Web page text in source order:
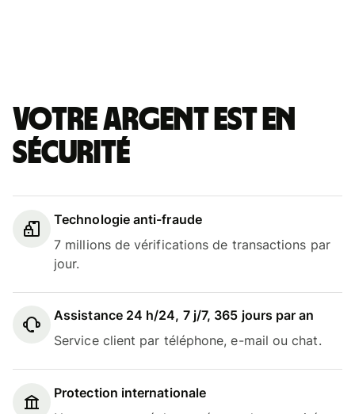
Votre argent est en
sécurité
Technologie anti-fraude
7 millions de vérifications de transactions par
jour.
Assistance 24 h/24, 7 j/7, 365 jours par an
Service client par téléphone, e-mail ou chat.
Protection internationale